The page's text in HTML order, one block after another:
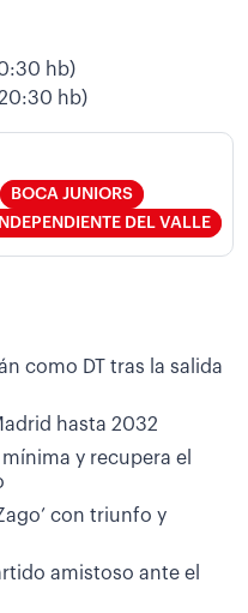
hb)
hb)
BOCA JUNIORS
INDEPENDIENTE DEL VALLE
como DT tras la salida
hasta 2032
y recupera el
con triunfo y
amistoso ante el